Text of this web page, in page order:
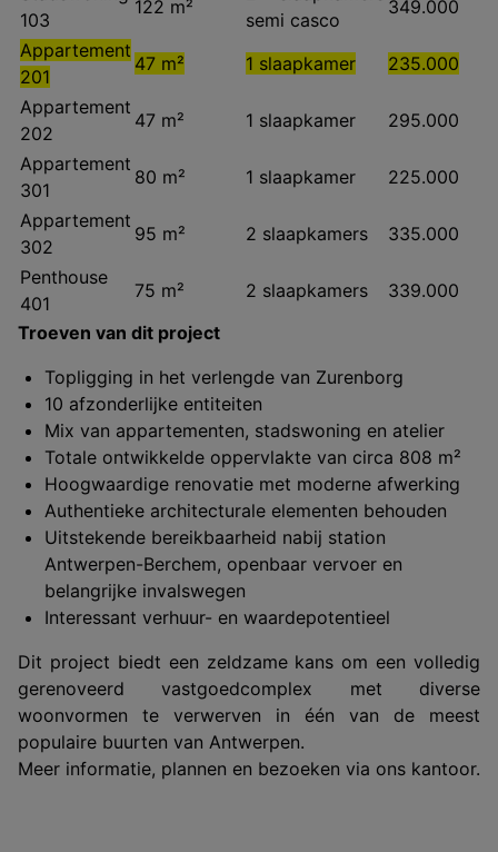
103
122 m²
semi casco
349.000
Appartement
201
47 m² 1 slaapkamer
235.000
Appartement
202
47 m² 1 slaapkamer
295.000
Appartement
301
80 m² 1 slaapkamer
225.000
Appartement
302
95 m² 2 slaapkamers
335.000
Penthouse
401
75 m² 2 slaapkamers
339.000
Troeven van dit project
Topligging in het verlengde van Zurenborg
10 afzonderlijke entiteiten
Mix van appartementen, stadswoning en atelier
Totale ontwikkelde oppervlakte van circa 808 m²
Hoogwaardige renovatie met moderne afwerking
Authentieke architecturale elementen behouden
Uitstekende bereikbaarheid nabij station
Antwerpen-Berchem, openbaar vervoer en
belangrijke invalswegen
Interessant verhuur- en waardepotentieel
Dit project biedt een zeldzame kans om een volledig
gerenoveerd vastgoedcomplex met diverse
woonvormen te verwerven in één van de meest
populaire buurten van Antwerpen.
Meer informatie, plannen en bezoeken via ons kantoor.